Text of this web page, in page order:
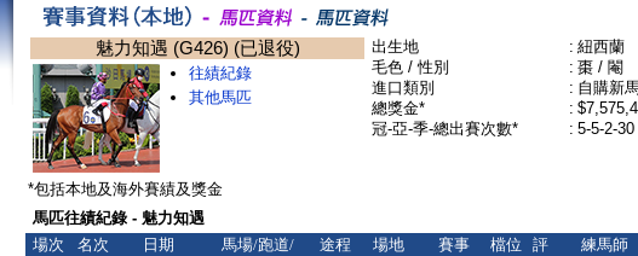
魅力知遇 (G426) (已退役)
往績紀錄
其他馬匹
出生地 : 紐西蘭
毛色 / 性別
: 棗 / 閹
進口類別
: 自購新
總獎金*
:
冠-亞-季-總出賽次數*
: 5-5-2-30
*包括本地及海外賽績及獎金
馬匹往績紀錄 - 魅力知遇
場次
名次 日期
馬場/跑道/
途程
場地
賽事
檔位
評
練馬師